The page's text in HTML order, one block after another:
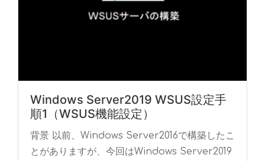
Windows Server2019 WSUS設定手
順1（WSUS機能設定）
背景 以前、Windows Server2016で構築したこ
とがありますが、今回はWindows Server2019